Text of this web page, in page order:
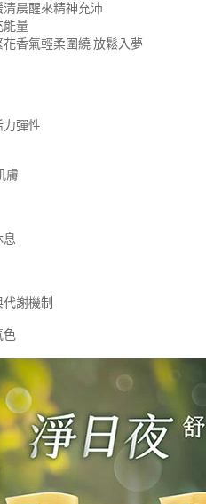
晨醒來精神充沛
能量
香氣輕柔圍繞 放鬆入夢
彈性
膚
息
謝機制
色